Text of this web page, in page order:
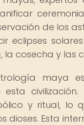
de los
eclipses
cosecha y las
maya
esta
y ritual, lo
dioses. Esta